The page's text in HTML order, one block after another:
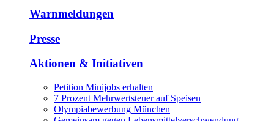
Warnmeldungen
Presse
Aktionen & Initiativen
Petition Minijobs erhalten
7 Prozent Mehrwertsteuer auf Speisen
Olympiabewerbung München